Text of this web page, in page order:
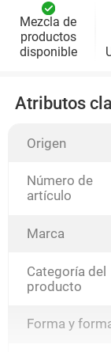
Mezcla de
productos
disponible
Atributos
Origen
Número de
artículo
Marca
Categoría del
producto
Forma y